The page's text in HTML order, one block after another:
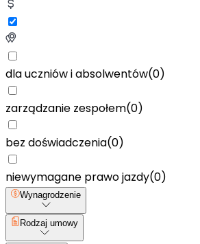
dla uczniów i absolwentów(0)
zarządzanie zespołem(0)
bez doświadczenia(0)
niewymagane prawo jazdy(0)
Wynagrodzenie
Rodzaj umowy